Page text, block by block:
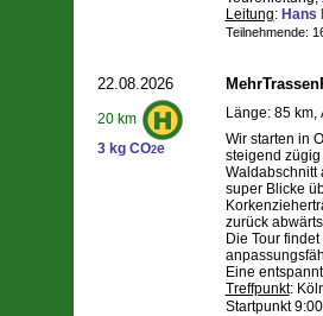
Leitung: Hans
Teilnehmende:
22.08.2026
20 km
3 kg CO2e
Länge: 85 km,
Wir starten in
steigend
Waldabschnitt
super Blicke
zurück
Die Tour
Eine
Treffpunkt:
Startpunkt